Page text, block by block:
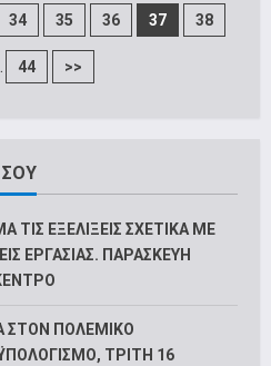
34 35 36 37 38
44 >>
ΕΞΕΛΙΞΕΙΣ ΣΧΕΤΙΚΑ ΜΕ
ΕΡΓΑΣΙΑΣ. ΠΑΡΑΣΚΕΥΗ
ΣΤΟΝ ΠΟΛΕΜΙΚΟ
ΤΡΙΤΗ 16